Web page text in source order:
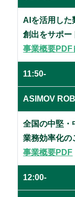
AIを活用した
創出をサポー
事業概要PDF
11:50-
ASIMOV
全国の中堅・
業務効率化の
事業概要PDF
12:00-